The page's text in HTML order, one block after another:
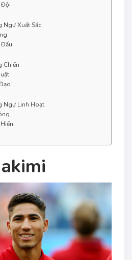
Đội
Ngự Xuất Sắc
Đấu
Chiến
Ngự Linh Hoạt